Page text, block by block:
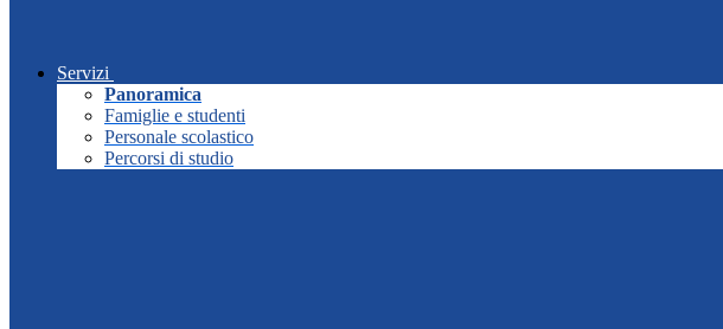
Servizi
Panoramica
Famiglie e studenti
Personale scolastico
Percorsi di studio